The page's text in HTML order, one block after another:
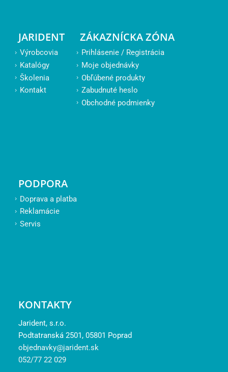
JARIDENT
Výrobcovia
Katalógy
Školenia
Kontakt
ZÁKAZNÍCKA ZÓNA
Prihlásenie / Registrácia
Moje objednávky
Obľúbené produkty
Zabudnuté heslo
Obchodné podmienky
PODPORA
Doprava a platba
Reklamácie
Servis
KONTAKTY
Jarident, s.r.o.
Podtatranská 2501, 05801 Poprad
objednavky@jarident.sk
052/77 22 029